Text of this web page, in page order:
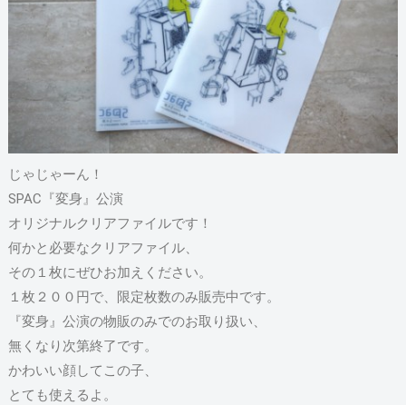
じゃじゃーん！
SPAC『変身』公演
オリジナルクリアファイルです！
何かと必要なクリアファイル、
その１枚にぜひお加えください。
１枚２００円で、限定枚数のみ販売中です。
『変身』公演の物販のみでのお取り扱い、
無くなり次第終了です。
かわいい顔してこの子、
とても使えるよ。